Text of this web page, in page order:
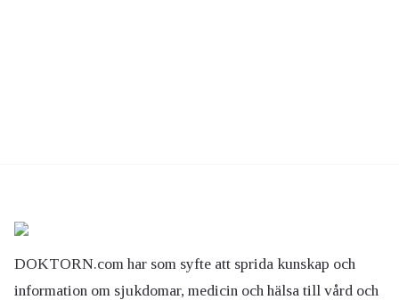
DOKTORN.com har som syfte att sprida kunskap och
information om sjukdomar, medicin och hälsa till vård och